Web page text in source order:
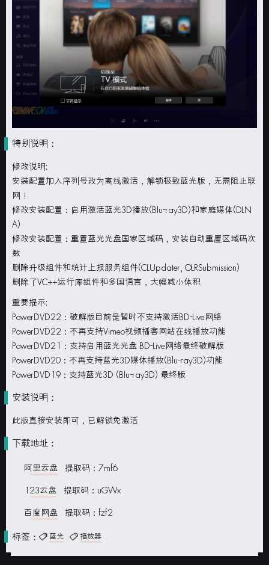
特别说明：
修改说明:
安装配置加入序列号改为离线激活，解锁极致蓝光版，无需阻止联
网！
修改安装配置：启用激活蓝光3D播放(Blu-ray3D)和家庭媒体(DLN
A)
修改安装配置：重置蓝光光盘国家区域码，安装自动重置区域码次
数
删除升级组件和统计上报服务组件(CLUpdater, OLRSubmission)
删除了VC++运行库组件和多国语言，大幅减小体积
重要提示:
PowerDVD22：破解版目前是暂时不支持激活BD-Live网络
PowerDVD22：不再支持Vimeo视频播客网站在线播放功能
PowerDVD21：支持启用蓝光光盘 BD-Live网络最终破解版
PowerDVD20：不再支持蓝光3D媒体播放(Blu-ray3D)功能
PowerDVD19：支持蓝光3D (Blu-ray3D) 最终版
安装说明：
此版直接安装即可，已解锁免激活
下载地址：
阿里云盘 提取码：7mf6
123云盘 提取码：uGWx
百度网盘 提取码：fzf2
标签： 蓝光 播放器